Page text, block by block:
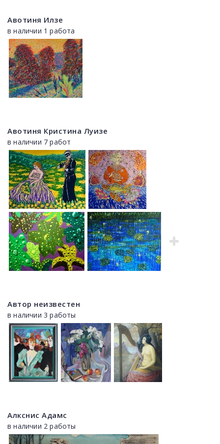
Авотиня Илзе
в наличии 1 работа
Авотиня Кристина Луизе
в наличии 7 работ
Автор неизвестен
в наличии 3 работы
Алкснис Адамс
в наличии 2 работы